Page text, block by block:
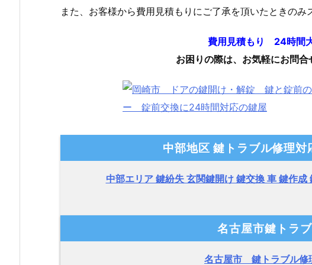
また、お客様から費用見積もりにご了承を頂いたときのみ
費用見積もり 24時間
お困りの際は、お気軽にお問合
中部地区 鍵トラブル修理対
中部エリア 鍵紛失 玄関鍵開け 鍵交換 車 鍵作
名古屋市鍵トラ
名古屋市 鍵トラブル修